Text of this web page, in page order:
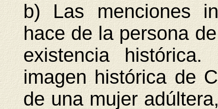
b) Las menciones
hace de la persona
existencia
imagen histórica de
de una mujer